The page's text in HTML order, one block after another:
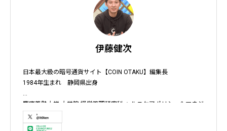
伊藤健次
日本最大級の暗号通貨サイト【COIN OTAKU】編集長
1984年生まれ　静岡県出身
慶應義塾大学 大学院 経営管理研究科 ヘルスケアポリシー＆マネジ
メント集中コース終了
株式会社ソクラテス 代表取締役 / 国内企業暗号資産事業顧問 / 暗